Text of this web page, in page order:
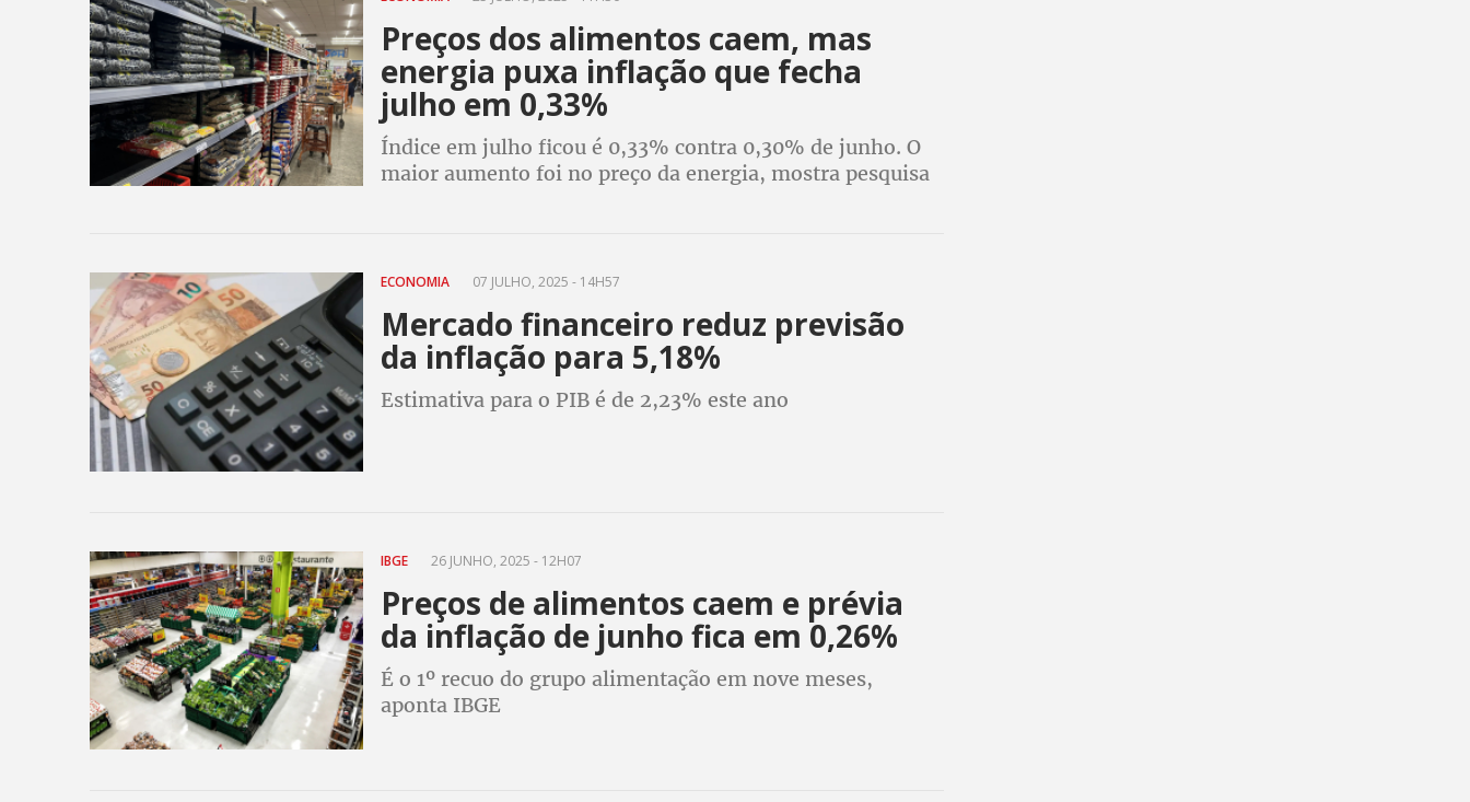
Preços dos alimentos caem, mas
energia puxa inflação que fecha
julho em 0,33%
Índice em julho ficou é 0,33% contra 0,30% de junho. O
maior aumento foi no preço da energia, mostra pesquisa
ECONOMIA 07 JULHO, 2025 - 14H57
Mercado financeiro reduz previsão
da inflação para 5,18%
Estimativa para o PIB é de 2,23% este ano
IBGE 26 JUNHO, 2025 - 12H07
Preços de alimentos caem e prévia
da inflação de junho fica em 0,26%
É o 1º recuo do grupo alimentação em nove meses,
aponta IBGE